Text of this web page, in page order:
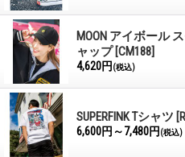
MOON アイボール
ャップ [CM188]
4,620円 (税込)
SUPERFINK Tシャツ
6,600円～7,480円 (税込)